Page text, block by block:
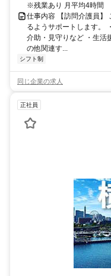
※残業あり 月平均4時間
仕事内容 【訪問介護員】
るようサポートします。
介助・見守りなど ・生活
の他関連す...
シフト制
同じ企業の求人
正社員